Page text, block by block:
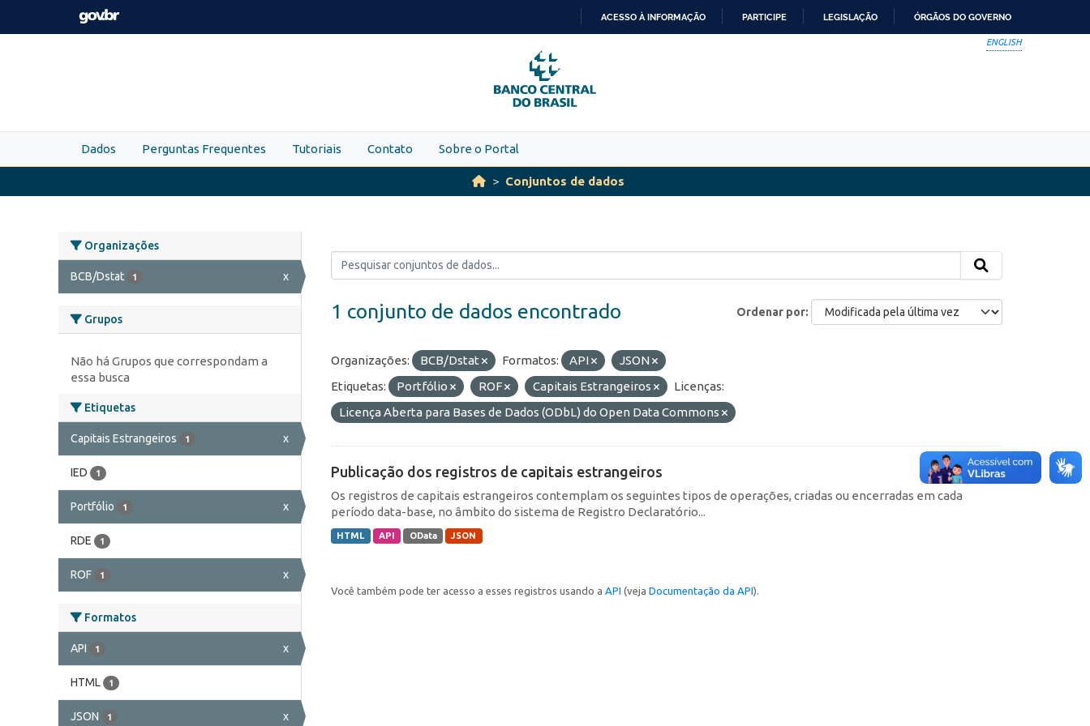
Skip to main content
PARA
O
CONTEÚDO
ACESSO À INFORMAÇÃO PARTICIPE LEGISLAÇÃO ÓRGÃOS DO GOVERNO
ENGLISH
Dados Perguntas Frequentes Tutoriais Contato Sobre o Portal
Conjuntos de dados
Organizações
BCB/Dstat 1 x
Grupos
Não há Grupos que correspondam a
essa busca
Etiquetas
Capitais Estrangeiros 1 x
IED 1
Portfólio 1 x
RDE 1
ROF 1 x
Formatos
API 1 x
HTML 1
JSON 1 x
Ordenar por
1 conjunto de dados encontrado
Organizações: BCB/Dstat Formatos: API
JSON
Etiquetas:
Portfólio ROF Capitais Estrangeiros
Licenças:
Licença Aberta para Bases de Dados (ODbL) do Open Data Commons
Publicação dos registros de capitais estrangeiros
Os registros de capitais estrangeiros contemplam os seguintes tipos de operações, criadas ou encerradas em cada
período data-base, no âmbito do sistema de Registro Declaratório...
HTML API OData JSON
Você também pode ter acesso a esses registros usando a API (veja Documentação da API).